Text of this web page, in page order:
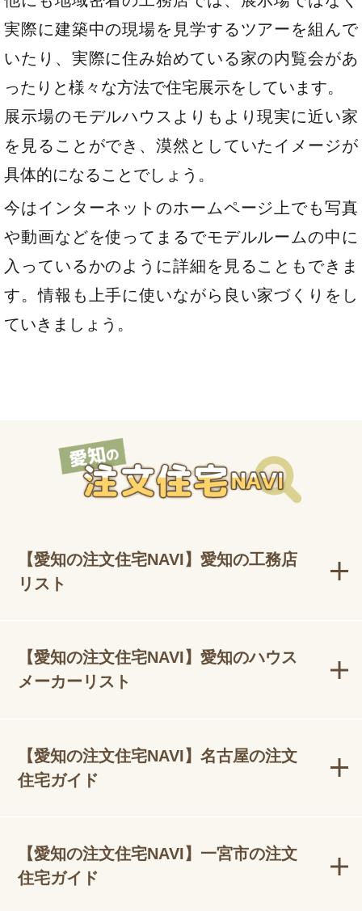
実際に建築中の現場を見学するツアーを組んで
いたり、実際に住み始めている家の内覧会があ
ったりと様々な方法で住宅展示をしています。
展示場のモデルハウスよりもより現実に近い家
を見ることができ、漠然としていたイメージが
具体的になることでしょう。
今はインターネットのホームページ上でも写真
や動画などを使ってまるでモデルルームの中に
入っているかのように詳細を見ることもできま
す。情報も上手に使いながら良い家づくりをし
ていきましょう。
【愛知の注文住宅NAVI】愛知の工務店
リスト
【愛知の注文住宅NAVI】愛知のハウス
メーカーリスト
【愛知の注文住宅NAVI】名古屋の注文
住宅ガイド
【愛知の注文住宅NAVI】一宮市の注文
住宅ガイド